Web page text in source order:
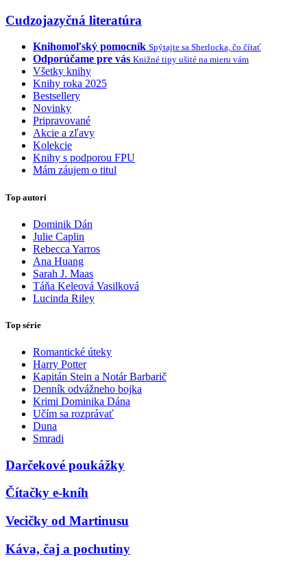
Cudzojazyčná literatúra
Knihomoľský pomocník Spýtajte sa Sherlocka, čo čítať
Odporúčame pre vás Knižné tipy ušité na mieru vám
Všetky knihy
Knihy roka 2025
Bestsellery
Novinky
Pripravované
Akcie a zľavy
Kolekcie
Knihy s podporou FPU
Mám záujem o titul
Top autori
Dominik Dán
Julie Caplin
Rebecca Yarros
Ana Huang
Sarah J. Maas
Táňa Keleová Vasilková
Lucinda Riley
Top série
Romantické úteky
Harry Potter
Kapitán Stein a Notár Barbarič
Denník odvážneho bojka
Krimi Dominika Dána
Učím sa rozprávať
Duna
Smradi
Darčekové poukážky
Čítačky e-kníh
Vecičky od Martinusu
Káva, čaj a pochutiny